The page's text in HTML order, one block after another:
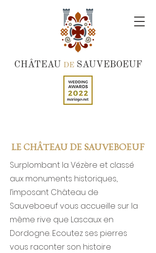
CHÂTEAU DESAUVEBOEUF
LE CHÂTEAU DE SAUVEBOEUF
Surplombant la Vézère et classé
aux monuments historiques,
l’imposant Château de
Sauveboeuf vous accueille sur la
même rive que Lascaux en
Dordogne. Ecoutez ses pierres
vous raconter son histoire